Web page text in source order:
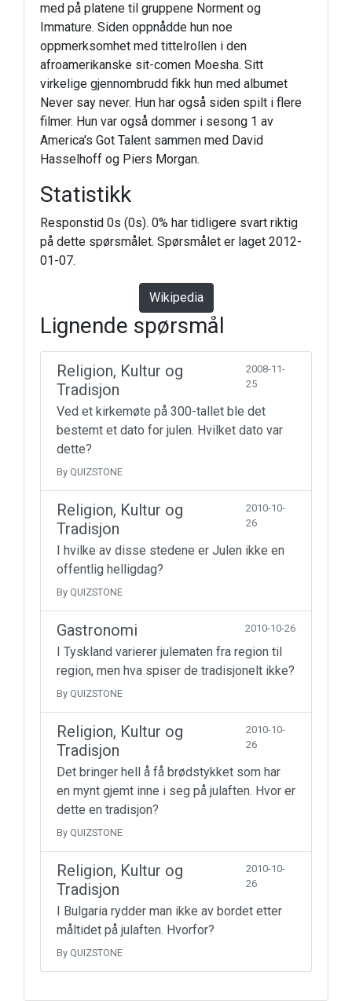
med på platene til gruppene Norment og
Immature. Siden oppnådde hun noe
oppmerksomhet med tittelrollen i den
afroamerikanske sit-comen Moesha. Sitt
virkelige gjennombrudd fikk hun med albumet
Never say never. Hun har også siden spilt i flere
filmer. Hun var også dommer i sesong 1 av
America's Got Talent sammen med David
Hasselhoff og Piers Morgan.
Statistikk
Responstid 0s (0s). 0% har tidligere svart riktig
på dette spørsmålet. Spørsmålet er laget 2012-
01-07.
Wikipedia
Lignende spørsmål
Religion, Kultur og
Tradisjon
2008-11-
25
Ved et kirkemøte på 300-tallet ble det
bestemt et dato for julen. Hvilket dato var
dette?
By QUIZSTONE
Religion, Kultur og
Tradisjon
2010-10-
26
I hvilke av disse stedene er Julen ikke en
offentlig helligdag?
By QUIZSTONE
Gastronomi 2010-10-26
I Tyskland varierer julematen fra region til
region, men hva spiser de tradisjonelt ikke?
By QUIZSTONE
Religion, Kultur og
Tradisjon
2010-10-
26
Det bringer hell å få brødstykket som har
en mynt gjemt inne i seg på julaften. Hvor er
dette en tradisjon?
By QUIZSTONE
Religion, Kultur og
Tradisjon
2010-10-
26
I Bulgaria rydder man ikke av bordet etter
måltidet på julaften. Hvorfor?
By QUIZSTONE